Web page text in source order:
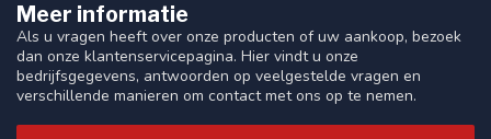
Meer informatie
Als u vragen heeft over onze producten of uw aankoop, bezoek
dan onze klantenservicepagina. Hier vindt u onze
bedrijfsgegevens, antwoorden op veelgestelde vragen en
verschillende manieren om contact met ons op te nemen.